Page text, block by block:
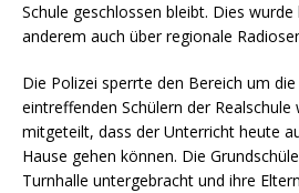
Schule geschlossen bleibt. Dies
anderem auch über regionale
Die Polizei sperrte den Bereich um die
eintreffenden Schülern der
mitgeteilt, dass der Unterricht heute
Hause gehen können. Die
Turnhalle untergebracht und ihre